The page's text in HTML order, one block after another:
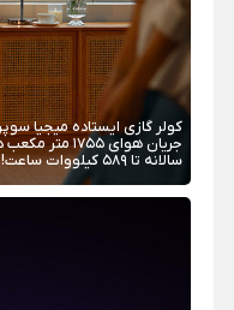
جریان هوای
سالانه تا ۵۸۹ کیلووات ساعت!